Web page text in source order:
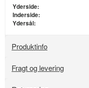
Yderside:
Inderside:
Ydersål:
Produktinfo
Fragt og levering